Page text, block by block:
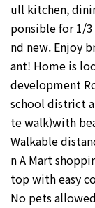
ull kitchen,
ponsible for 1/
nd new. Enjoy
ant! Home is
development
school district
te walk)with
Walkable
n A Mart
top with easy
No pets